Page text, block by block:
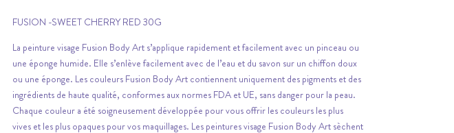
FUSION -SWEET CHERRY RED 30G
La peinture visage Fusion Body Art s’applique rapidement et facilement avec un pinceau ou
une éponge humide. Elle s’enlève facilement avec de l’eau et du savon sur un chiffon doux
ou une éponge. Les couleurs Fusion Body Art contiennent uniquement des pigments et des
ingrédients de haute qualité, conformes aux normes FDA et UE, sans danger pour la peau.
Chaque couleur a été soigneusement développée pour vous offrir les couleurs les plus
vives et les plus opaques pour vos maquillages. Les peintures visage Fusion Body Art sèchent